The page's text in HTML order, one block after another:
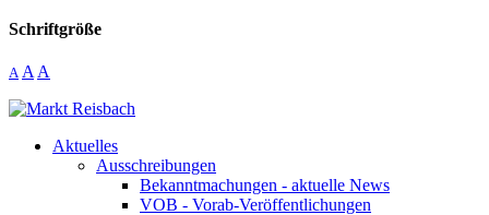
Schriftgröße
A A A
Aktuelles
Ausschreibungen
Bekanntmachungen - aktuelle News
VOB - Vorab-Veröffentlichungen